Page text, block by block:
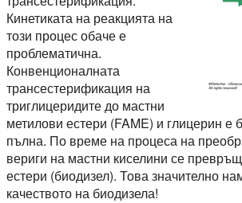
Кинетиката на реакцията на
този процес обаче е
проблематична.
Конвенционалната
трансестерификация на
триглицеридите до мастни
метилови естери (FAME) и глицерин е
пълна. По време на процеса на
вериги на мастни киселини се
естери (биодизел). Това значително
качеството на биодизела!